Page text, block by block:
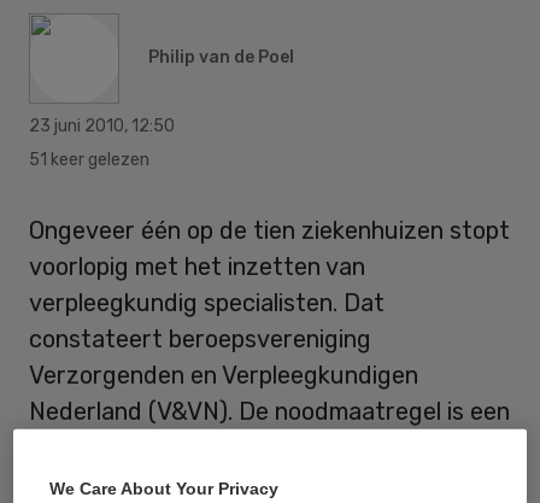
Philip van de Poel
23 juni 2010, 12:50
51 keer gelezen
Ongeveer één op de tien ziekenhuizen stopt
voorlopig met het inzetten van
verpleegkundig specialisten. Dat
constateert beroepsvereniging
Verzorgenden en Verpleegkundigen
Nederland (V&VN). De noodmaatregel is een
nurse practitioners onbevoegd medische
We Care About Your Privacy